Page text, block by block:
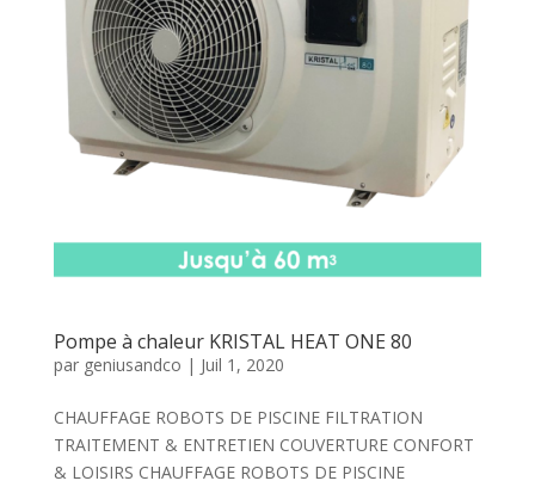
Pompe à chaleur KRISTAL HEAT ONE 80
par geniusandco | Juil 1, 2020
CHAUFFAGE ROBOTS DE PISCINE FILTRATION
TRAITEMENT & ENTRETIEN COUVERTURE CONFORT
& LOISIRS CHAUFFAGE ROBOTS DE PISCINE